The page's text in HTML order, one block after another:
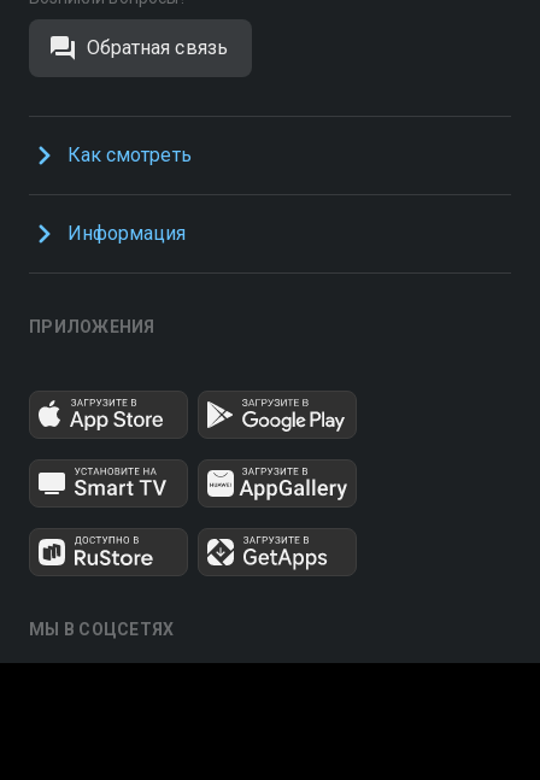
Обратная связь
Как смотреть
Информация
ПРИЛОЖЕНИЯ
МЫ В СОЦСЕТЯХ